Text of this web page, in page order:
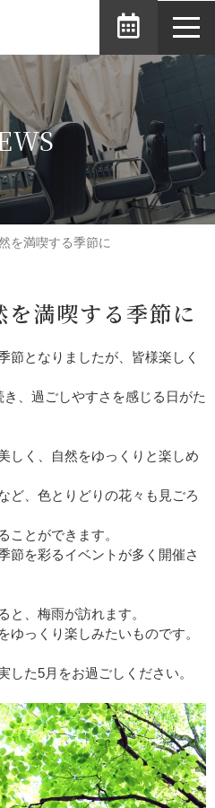
を満喫する季節に
満喫する季節に
節となりましたが、皆様楽しく
、過ごしやすさを感じる日がた
しく、自然をゆっくりと楽しめ
ど、色とりどりの花々も見ごろ
ことができます。
節を彩るイベントが多く開催さ
と、梅雨が訪れます。
ゆっくり楽しみたいものです。
した5月をお過ごしください。